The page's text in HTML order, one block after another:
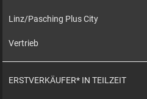
Linz/Pasching Plus City
Vertrieb
ERSTVERKÄUFER* IN TEILZEIT